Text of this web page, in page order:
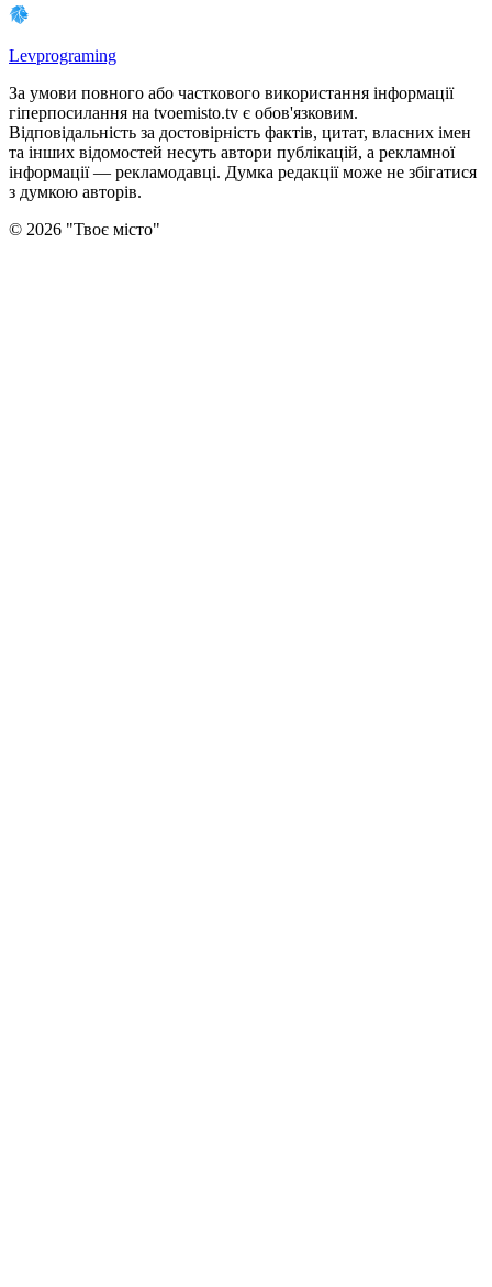
Levprograming
За умови повного або часткового використання iнформацiї
гіперпосилання на tvoemisto.tv є обов'язковим.
Відповідальність за достовірність фактів, цитат, власних імен
та інших відомостей несуть автори публікацій, а рекламної
інформації — рекламодавці. Думка редакцiї може не збiгатися
з думкою авторiв.
© 2026 "Твоє місто"